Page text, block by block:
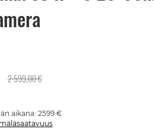
2 599,00 €
aikana: 2599 €